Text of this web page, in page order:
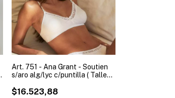
Art. 751 - Ana Grant - Soutien
s/aro alg/lyc c/puntilla ( Talles:
$16.523,88